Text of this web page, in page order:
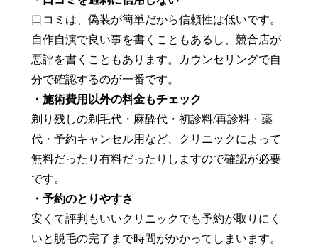
口コミは、偽装が簡単だから信頼性は低いです。
自作自演で良い事を書くこともあるし、競合店が
悪評を書くこともあります。カウンセリングで自
分で確認するのが一番です。
・施術費用以外の料金もチェック
剃り残しの剃毛代・麻酔代・初診料/再診料・薬
代・予約キャンセル用など、クリニックによって
無料だったり有料だったりしますので確認が必要
です。
・予約のとりやすさ
安くて評判もいいクリニックでも予約が取りにく
いと脱毛の完了まで時間がかかってしまいます。